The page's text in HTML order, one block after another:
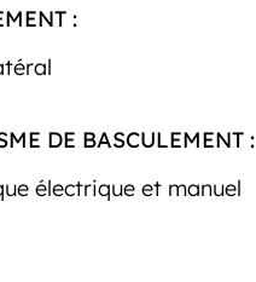
:
DE BASCULEMENT :
électrique et manuel